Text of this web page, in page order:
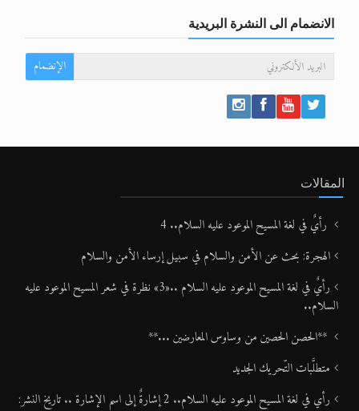
الانضمام الى النشرة البريدية
الإنضمام
المقالات
رأيٌ في لغة المسيح الموعود عليه السلام.. 4
الهجرة: بحث عن الأمن والسلام في سبيل إرساء الأمن والسلام
رأيٌ في لغة المسيح الموعود عليه السلام ..«3» نظرة في شعر المسيح الموعود عليه
السلام..
**الحصن الحصين من وساوس المعارضين ...**
متطلَّبات التّحريك الجديد
رأي في لغة المسيح الموعود عليه السلام.. 2 إشارةٌ إلى اسم الإشارة .. تاريخ النشر: